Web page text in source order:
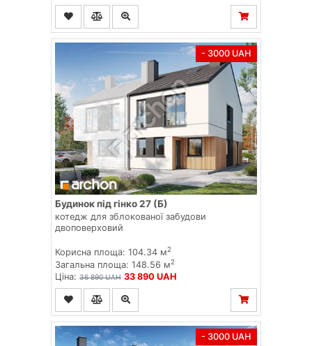
- 3000 UAH
Будинок під гінко 27 (Б)
котедж для зблокованої забудови
двоповерховий
Корисна площа: 104.34 м2
Загальна площа: 148.56 м2
Ціна: 36 890 UAH 33 890 UAH
- 3000 UAH